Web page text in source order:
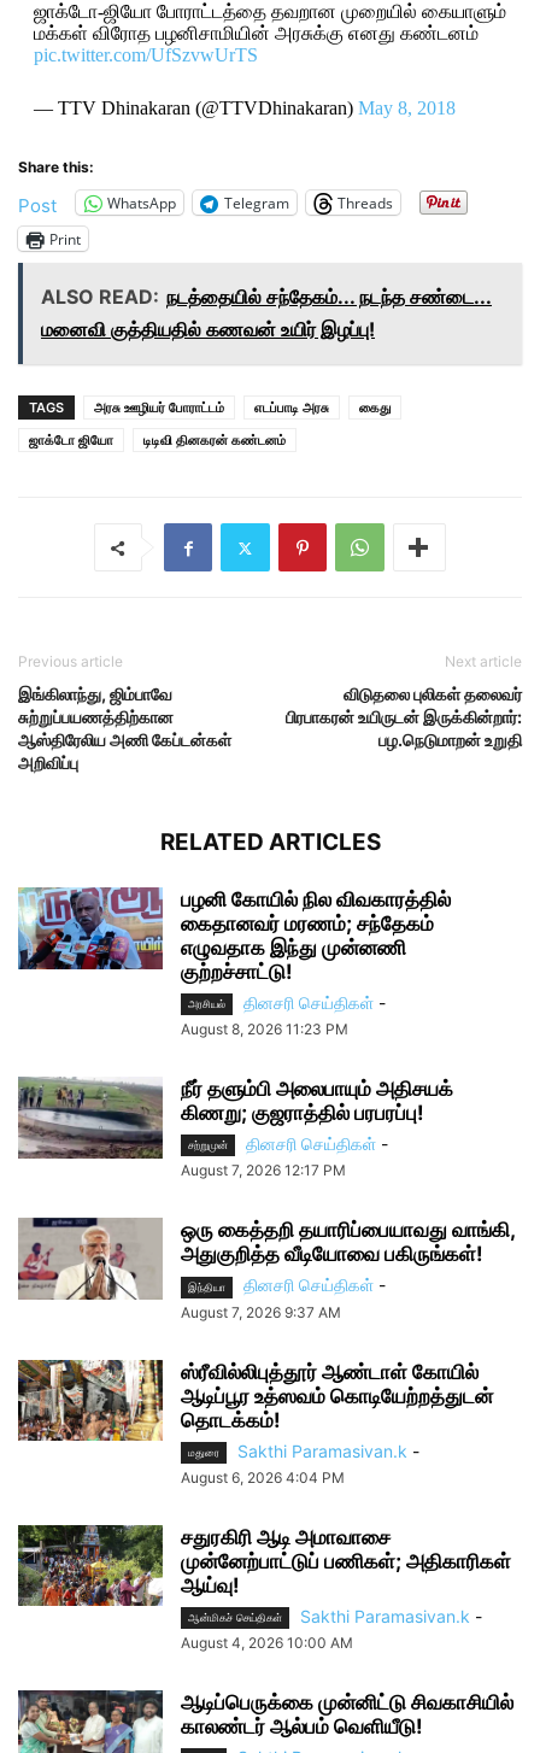
ஜாக்டோ-ஜியோ போராட்டத்தை தவறான முறையில் கையாளும்
மக்கள் விரோத பழனிசாமியின் அரசுக்கு எனது கண்டனம்
pic.twitter.com/UfSzvwUrTS
— TTV Dhinakaran (@TTVDhinakaran) May 8, 2018
Share this:
Post WhatsApp Telegram
Threads
Print
ALSO READ: நடத்தையில் சந்தேகம்... நடந்த சண்டை...
மனைவி குத்தியதில் கணவன் உயிர் இழப்பு!
TAGS அரசு ஊழியர் போராட்டம் எடப்பாடி அரசு
கைது
ஜாக்டோ ஜியோ
டிடிவி தினகரன் கண்டனம்
Previous article
இங்கிலாந்து, ஜிம்பாவே
சுற்றுப்பயணத்திற்கான
ஆஸ்திரேலிய அணி கேப்டன்கள்
அறிவிப்பு
Next article
விடுதலை புலிகள் தலைவர்
பிரபாகரன் உயிருடன் இருக்கின்றார்:
பழ.நெடுமாறன் உறுதி
RELATED ARTICLES
பழனி கோயில் நில விவகாரத்தில்
கைதானவர் மரணம்; சந்தேகம்
எழுவதாக இந்து முன்னணி
குற்றச்சாட்டு!
அரசியல் தினசரி செய்திகள் -
August 8, 2026 11:23 PM
நீர் தளும்பி அலைபாயும் அதிசயக்
கிணறு; குஜராத்தில் பரபரப்பு!
சற்றுமுன் தினசரி செய்திகள் -
August 7, 2026 12:17 PM
ஒரு கைத்தறி தயாரிப்பையாவது வாங்கி,
அதுகுறித்த வீடியோவை பகிருங்கள்!
இந்தியா தினசரி செய்திகள் -
August 7, 2026 9:37 AM
ஸ்ரீவில்லிபுத்தூர் ஆண்டாள் கோயில்
ஆடிப்பூர உத்ஸவம் கொடியேற்றத்துடன்
தொடக்கம்!
மதுரை Sakthi Paramasivan.k -
August 6, 2026 4:04 PM
சதுரகிரி ஆடி அமாவாசை
முன்னேற்பாட்டுப் பணிகள்; அதிகாரிகள்
ஆய்வு!
ஆன்மிகச் செய்திகள் Sakthi Paramasivan.k -
August 4, 2026 10:00 AM
ஆடிப்பெருக்கை முன்னிட்டு சிவகாசியில்
காலண்டர் ஆல்பம் வெளியீடு!